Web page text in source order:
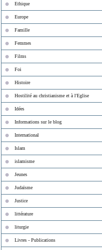
Ethique
Europe
Famille
Femmes
Films
Foi
Histoire
Hostilité au christianisme et à l'Eglise
Idées
Informations sur le blog
International
Islam
islamisme
Jeunes
Judaïsme
Justice
littérature
liturgie
Livres - Publications